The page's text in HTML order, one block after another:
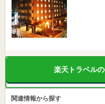
楽天トラベル
関連情報から探す